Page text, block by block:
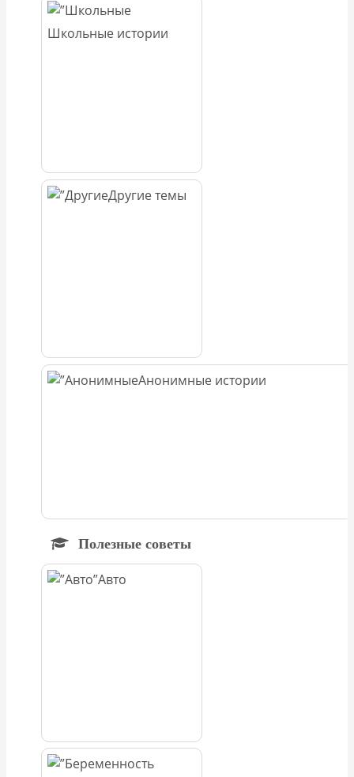
Школьные истории
Другие темы
Анонимные истории
Полезные советы
Авто